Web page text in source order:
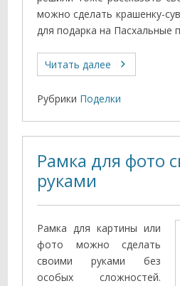
можно сделать крашенку-
для подарка на Пасхальные
Читать далее
Рубрики Поделки
Рамка для фото
руками
Рамка для картины или
фото можно сделать
своими руками без
особых сложностей.